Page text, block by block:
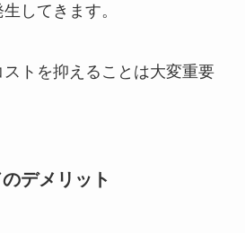
してきます。
トを抑えることは大変重要
デメリット